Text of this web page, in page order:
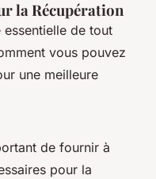
la Récupération
essentielle de tout
vous pouvez
une meilleure
de fournir à
pour la